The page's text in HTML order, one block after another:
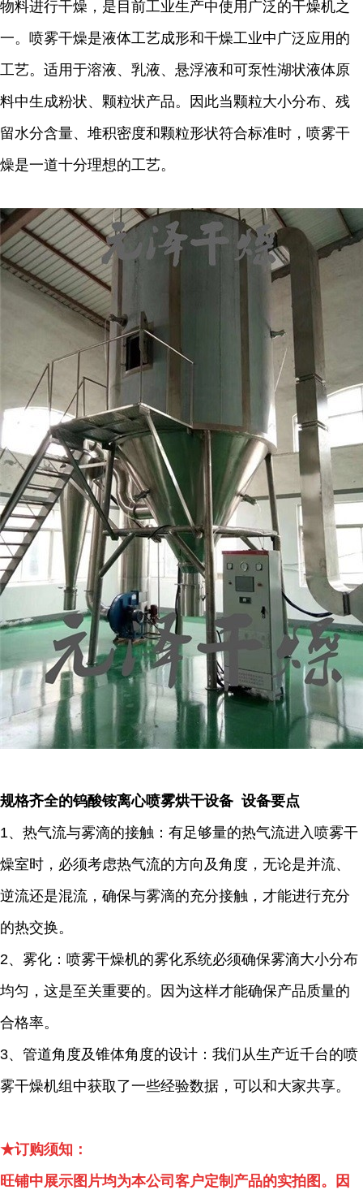
物料进行干燥，是目前工业生产中使用广泛的干燥机之
一。喷雾干燥是液体工艺成形和干燥工业中广泛应用的
工艺。适用于溶液、乳液、悬浮液和可泵性湖状液体原
料中生成粉状、颗粒状产品。因此当颗粒大小分布、残
留水分含量、堆积密度和颗粒形状符合标准时，喷雾干
燥是一道十分理想的工艺。
规格齐全的钨酸铵离心喷雾烘干设备 设备要点
1、热气流与雾滴的接触：有足够量的热气流进入喷雾干
燥室时，必须考虑热气流的方向及角度，无论是并流、
逆流还是混流，确保与雾滴的充分接触，才能进行充分
的热交换。
2、雾化：喷雾干燥机的雾化系统必须确保雾滴大小分布
均匀，这是至关重要的。因为这样才能确保产品质量的
合格率。
3、管道角度及锥体角度的设计：我们从生产近千台的喷
雾干燥机组中获取了一些经验数据，可以和大家共享。
★订购须知：
旺铺中展示图片均为本公司客户定制产品的实拍图。因